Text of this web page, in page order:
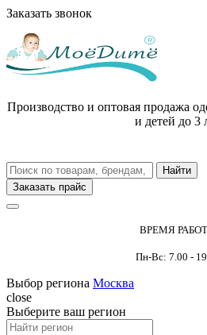
Заказать звонок
Производство и оптовая продажа
и детей до 3
Заказать прайс
ВРЕМЯ
Пн-Вс: 7.00 -
Выбор региона Москва
close
Выберите ваш регион